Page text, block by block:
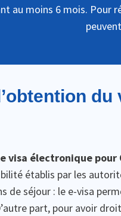
au moins 6 mois. Pour
visa électronique pour
établis par les
de séjour : le e-visa
part, pour avoir